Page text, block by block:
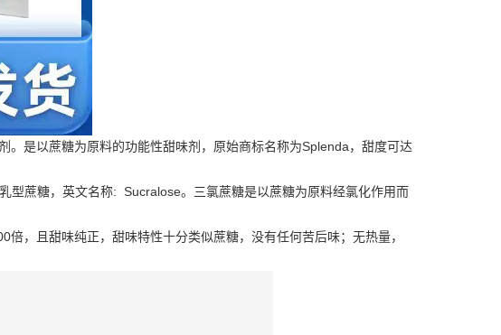
是以蔗糖为原料的功能性甜味剂，原始商标名称为Splenda，甜度可达
型蔗糖，英文名称: Sucralose。三氯蔗糖是以蔗糖为原料经氯化作用而
，且甜味纯正，甜味特性十分类似蔗糖，没有任何苦后味；无热量，